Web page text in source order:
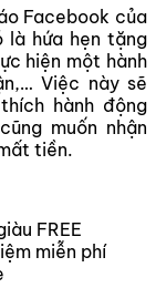
Facebook của
là hứa hẹn tặng
hiện một hành
Việc này sẽ
hành động
muốn nhận
tiền.
FREE
miễn phí